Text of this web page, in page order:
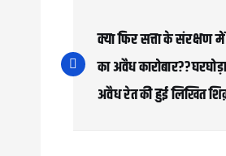
s
क्या फिर सत्ता के
का अवैध
अवैध रेत की हुई लिखित